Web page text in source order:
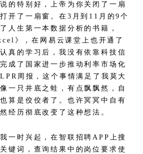
的特别好，上帝为你关闭了一扇
开了一扇窗。在3月到11月的9个
人生第一本数据分析的书籍，
》，在网易云课堂上也开通了
真的学习后，我没有依靠科技信
成了国家进一步推动利率市场化
周报，这个事情满足了我莫大
一只井底之蛙，有点飘飘然，自
算是佼佼者了。也许冥冥中自有
经历彻底改变了这种想法。
一时兴起，在智联招聘APP上搜
键词，查询结果中的岗位要求使